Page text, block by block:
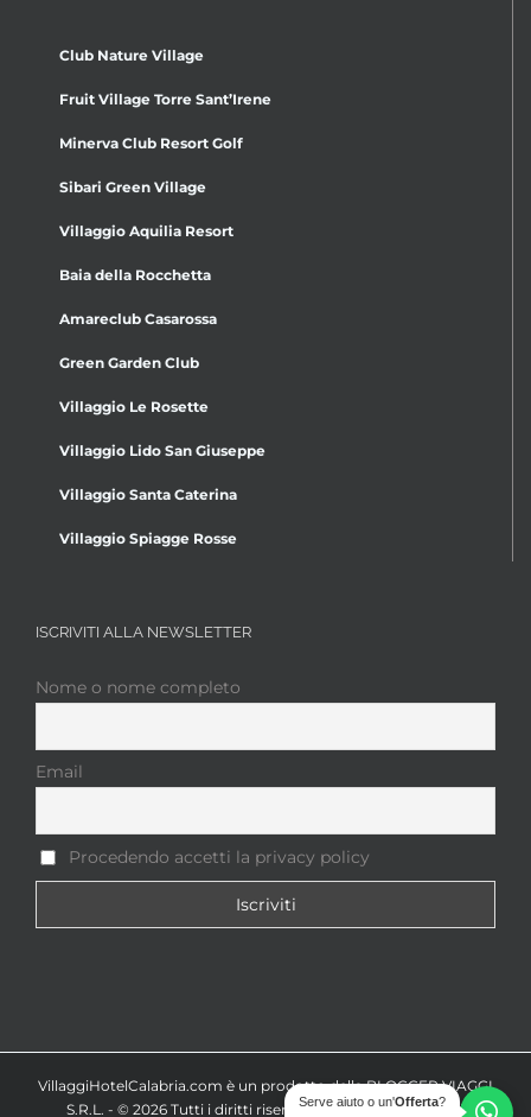
Club Nature Village
Fruit Village Torre Sant’Irene
Minerva Club Resort Golf
Sibari Green Village
Villaggio Aquilia Resort
Baia della Rocchetta
Amareclub Casarossa
Green Garden Club
Villaggio Le Rosette
Villaggio Lido San Giuseppe
Villaggio Santa Caterina
Villaggio Spiagge Rosse
ISCRIVITI ALLA NEWSLETTER
Nome o nome completo
Email
Procedendo accetti la privacy policy
VillaggiHotelCalabria.com è un prodotto della BLOGGER VIAGGI
S.R.L. - © 2026 Tutti i diritti riservati - P.IVA 09238661210 |
Serve aiuto o un'Offerta?